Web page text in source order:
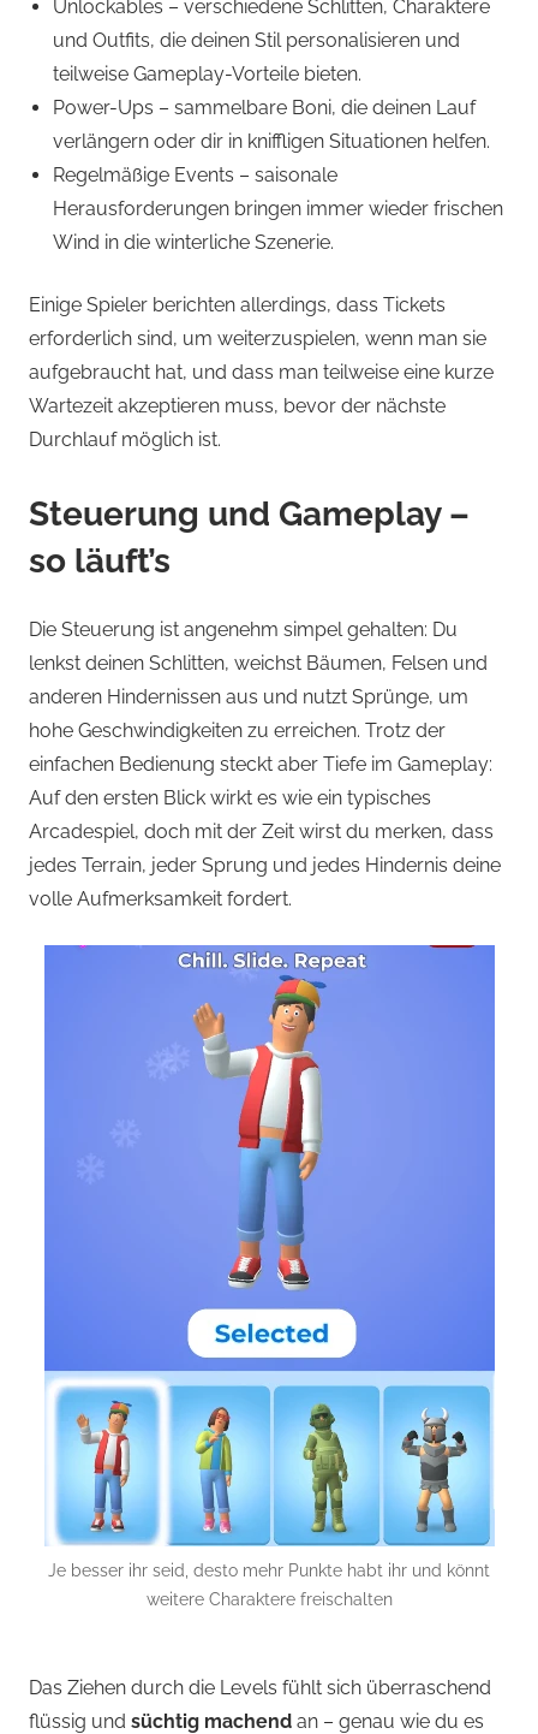
Unlockables – verschiedene Schlitten, Charaktere
und Outfits, die deinen Stil personalisieren und
teilweise Gameplay-Vorteile bieten.
Power-Ups – sammelbare Boni, die deinen Lauf
verlängern oder dir in kniffligen Situationen helfen.
Regelmäßige Events – saisonale
Herausforderungen bringen immer wieder frischen
Wind in die winterliche Szenerie.
Einige Spieler berichten allerdings, dass Tickets
erforderlich sind, um weiterzuspielen, wenn man sie
aufgebraucht hat, und dass man teilweise eine kurze
Wartezeit akzeptieren muss, bevor der nächste
Durchlauf möglich ist.
Steuerung und Gameplay –
so läuft’s
Die Steuerung ist angenehm simpel gehalten: Du
lenkst deinen Schlitten, weichst Bäumen, Felsen und
anderen Hindernissen aus und nutzt Sprünge, um
hohe Geschwindigkeiten zu erreichen. Trotz der
einfachen Bedienung steckt aber Tiefe im Gameplay:
Auf den ersten Blick wirkt es wie ein typisches
Arcadespiel, doch mit der Zeit wirst du merken, dass
jedes Terrain, jeder Sprung und jedes Hindernis deine
volle Aufmerksamkeit fordert.
Je besser ihr seid, desto mehr Punkte habt ihr und könnt
weitere Charaktere freischalten
Das Ziehen durch die Levels fühlt sich überraschend
flüssig und süchtig machend an – genau wie du es